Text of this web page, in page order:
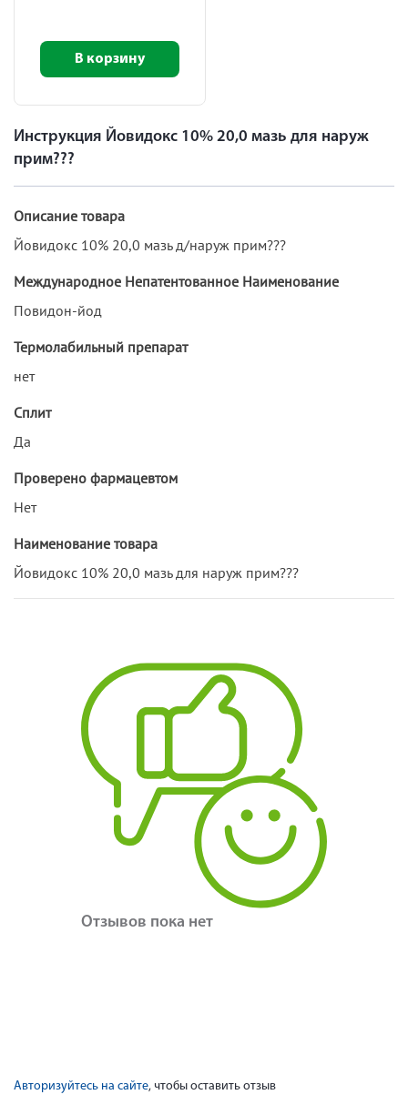
В корзину
Инструкция Йовидокс 10% 20,0 мазь для наруж
прим???
Описание товара
Йовидокс 10% 20,0 мазь д/наруж прим???
Международное Непатентованное Наименование
Повидон-йод
Термолабильный препарат
нет
Сплит
Да
Проверено фармацевтом
Нет
Наименование товара
Йовидокс 10% 20,0 мазь для наруж прим???
Отзывов пока нет
Авторизуйтесь на сайте, чтобы оставить отзыв